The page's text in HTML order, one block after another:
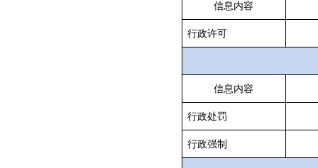
信息内容
行政许可
信息内容
行政处罚
行政强制